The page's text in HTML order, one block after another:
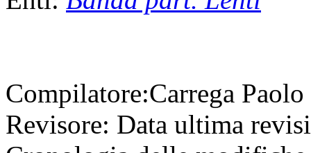
Compilatore:Carrega Paolo
Revisore: Data ultima